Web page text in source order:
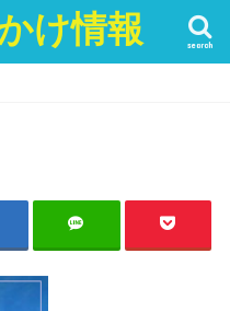
け情報 search